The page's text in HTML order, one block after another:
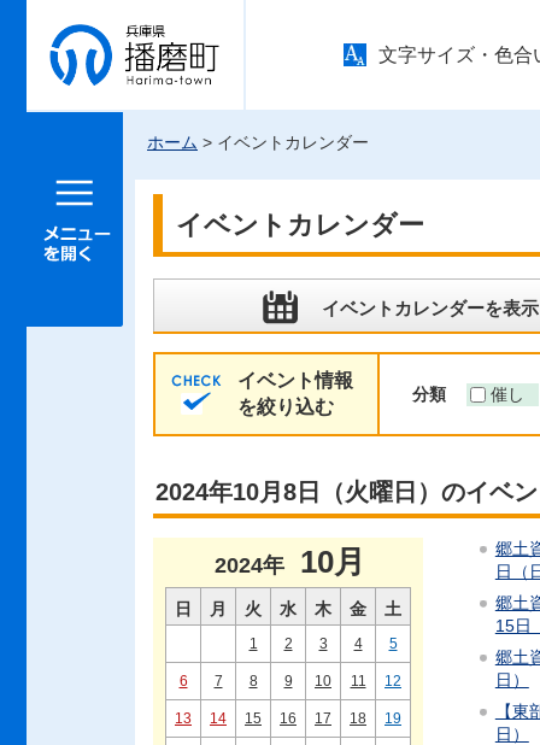
兵庫県 播
磨町
文字サイズ・色合
メニュー
ホーム > イベントカレンダー
イベントカレンダー
イベントカレンダーを表示
イベント情報
を絞り込む
分類 催し
2024年10月8日（火曜日）のイベ
2024年 10月
日 月 火 水 木 金 土
1 2 3 4 5
6 7 8 9 10 11 12
13 14 15 16 17 18 19
郷土
日（
郷土
15日
郷土
日）
【
日）